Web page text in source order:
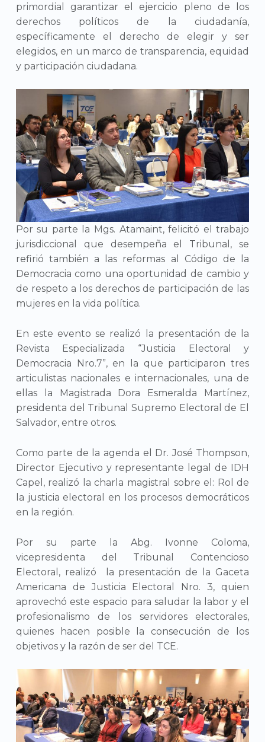
primordial garantizar el ejercicio pleno de los
derechos políticos de la ciudadanía,
específicamente el derecho de elegir y ser
elegidos, en un marco de transparencia, equidad
y participación ciudadana.
Por su parte la Mgs. Atamaint, felicitó el trabajo
jurisdiccional que desempeña el Tribunal, se
refirió también a las reformas al Código de la
Democracia como una oportunidad de cambio y
de respeto a los derechos de participación de las
mujeres en la vida política.
En este evento se realizó la presentación de la
Revista Especializada “Justicia Electoral y
Democracia Nro.7”, en la que participaron tres
articulistas nacionales e internacionales, una de
ellas la Magistrada Dora Esmeralda Martínez,
presidenta del Tribunal Supremo Electoral de El
Salvador, entre otros.
Como parte de la agenda el Dr. José Thompson,
Director Ejecutivo y representante legal de IDH
Capel, realizó la charla magistral sobre el: Rol de
la justicia electoral en los procesos democráticos
en la región.
Por su parte la Abg. Ivonne Coloma,
vicepresidenta del Tribunal Contencioso
Electoral, realizó la presentación de la Gaceta
Americana de Justicia Electoral Nro. 3, quien
aprovechó este espacio para saludar la labor y el
profesionalismo de los servidores electorales,
quienes hacen posible la consecución de los
objetivos y la razón de ser del TCE.